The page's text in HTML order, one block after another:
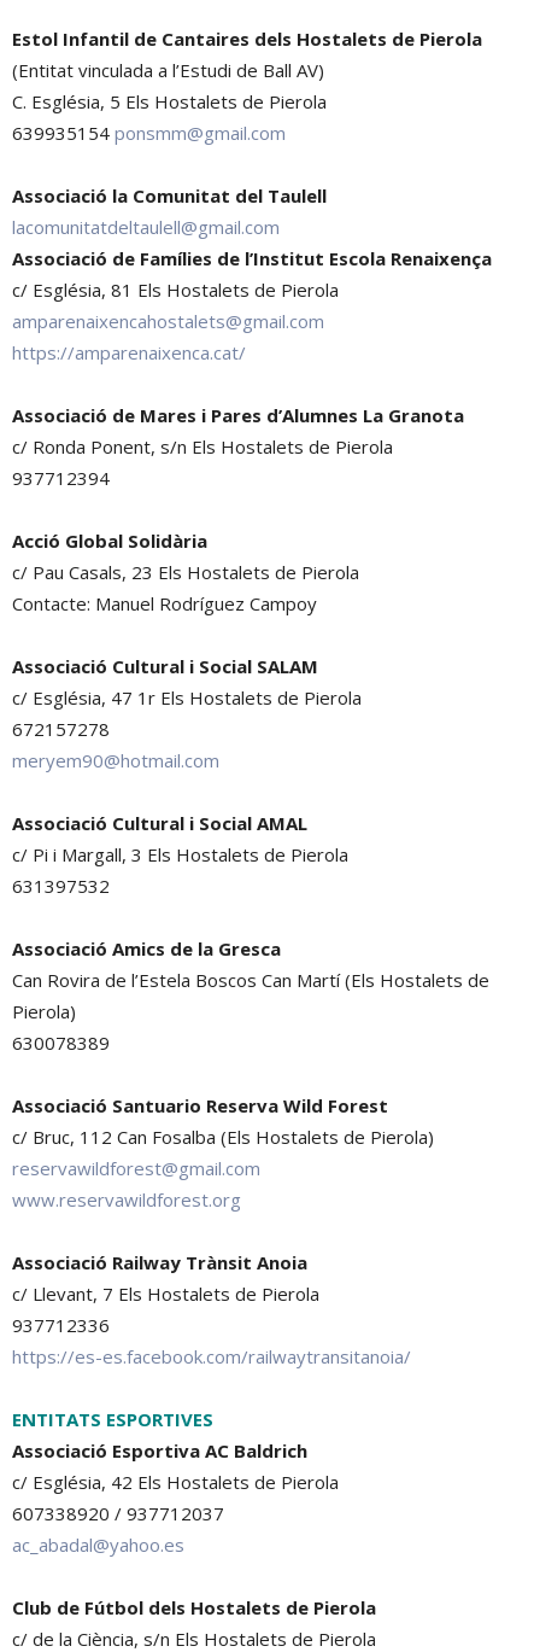
Estol Infantil de Cantaires dels Hostalets de Pierola
(Entitat vinculada a l’Estudi de Ball AV)
C. Església, 5 Els Hostalets de Pierola
639935154 ponsmm@gmail.com
Associació la Comunitat del Taulell
lacomunitatdeltaulell@gmail.com
Associació de Famílies de l’Institut Escola Renaixença
c/ Església, 81 Els Hostalets de Pierola
amparenaixencahostalets@gmail.com
https://amparenaixenca.cat/
Associació de Mares i Pares d’Alumnes La Granota
c/ Ronda Ponent, s/n Els Hostalets de Pierola
937712394
Acció Global Solidària
c/ Pau Casals, 23 Els Hostalets de Pierola
Contacte: Manuel Rodríguez Campoy
Associació Cultural i Social SALAM
c/ Església, 47 1r Els Hostalets de Pierola
672157278
meryem90@hotmail.com
Associació Cultural i Social AMAL
c/ Pi i Margall, 3 Els Hostalets de Pierola
631397532
Associació Amics de la Gresca
Can Rovira de l’Estela Boscos Can Martí (Els Hostalets de
Pierola)
630078389
Associació Santuario Reserva Wild Forest
c/ Bruc, 112 Can Fosalba (Els Hostalets de Pierola)
reservawildforest@gmail.com
www.reservawildforest.org
Associació Railway Trànsit Anoia
c/ Llevant, 7 Els Hostalets de Pierola
937712336
https://es-es.facebook.com/railwaytransitanoia/
ENTITATS ESPORTIVES
Associació Esportiva AC Baldrich
c/ Església, 42 Els Hostalets de Pierola
607338920 / 937712037
ac_abadal@yahoo.es
Club de Fútbol dels Hostalets de Pierola
c/ de la Ciència, s/n Els Hostalets de Pierola